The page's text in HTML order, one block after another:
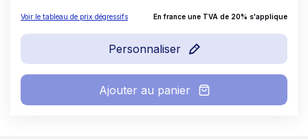
Voir le tableau de prix dégressifs En france une TVA de 20% s'applique
Personnaliser
Ajouter au panier